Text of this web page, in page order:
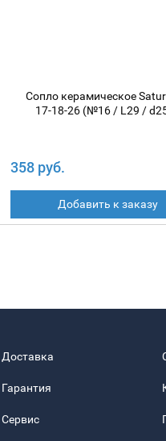
Сопло керамическое
17-18-26 (№16 / L29 /
358 руб.
Добавить к заказу
Доставка
Гарантия
Сервис